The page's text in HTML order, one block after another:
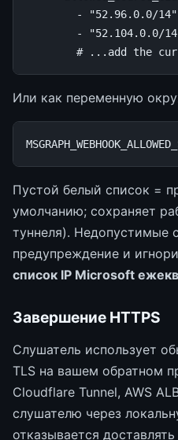
-
"52.96.0.0/14"
-
"52.104.0.0/
# ...add the
Или как переменную
Пустой белый список =
умолчанию; сохраняет
туннеля). Недопустимые
предупреждение и
список IP Microsoft
Завершение HTTPS
Слушатель использует
TLS на вашем обратном
Cloudflare Tunnel, AWS
слушателю через
отказывается